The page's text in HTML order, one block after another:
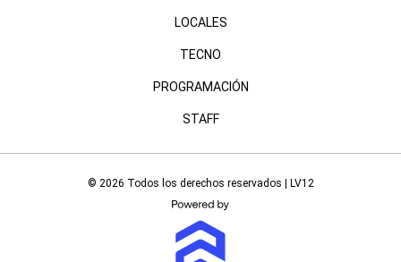
LOCALES
TECNO
PROGRAMACIÓN
STAFF
© 2026 Todos los derechos reservados | LV12